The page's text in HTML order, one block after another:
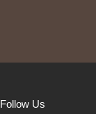
Follow Us